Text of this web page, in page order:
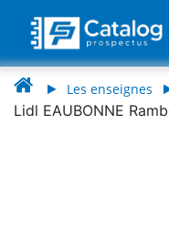
Les enseignes
Lidl EAUBONNE